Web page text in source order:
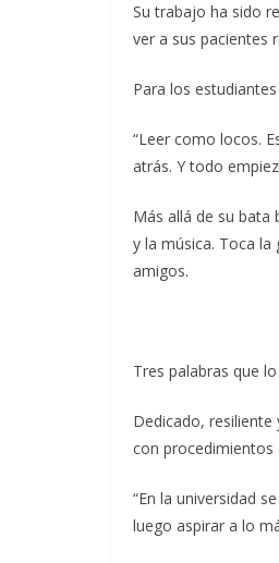
Su trabajo ha sido
ver a sus pacientes
Para los
“Leer como locos.
atrás. Y todo
Más allá de su bata
y la música. Toca
amigos.
Tres palabras que
Dedicado, resiliente
con procedimientos
“En la universidad
luego aspirar a lo